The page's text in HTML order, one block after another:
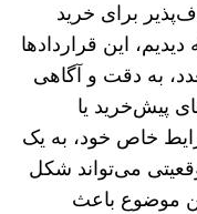
برای خرید
این قراردادها
به دقت و آگاهی
پیش‌خرید یا
خاص خود، به یک
می‌تواند شکل
موضوع باعث